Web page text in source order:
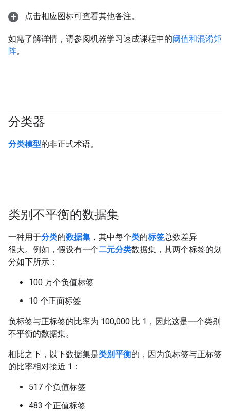
点击相应图标可查看其他备注。
如需了解详情，请参阅机器学习速成课程中的阈值和混淆矩
阵。
分类器
分类模型的非正式术语。
类别不平衡的数据集
一种用于分类的数据集 ，其中每个类的标签总数差异
很大。例如，假设有一个二元分类数据集，其两个标签的划
分如下所示：
100 万个负值标签
10 个正面标签
负标签与正标签的比率为 100,000 比 1，因此这是一个类别
不平衡的数据集。
相比之下，以下数据集是类别平衡的，因为负标签与正标签
的比率相对接近 1：
517 个负值标签
483 个正值标签